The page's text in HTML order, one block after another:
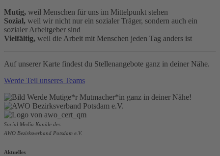
Mutig, weil Menschen für uns im Mittelpunkt stehen
Sozial, weil wir nicht nur ein sozialer Träger, sondern auch ein
sozialer Arbeitgeber sind
Vielfältig, weil die Arbeit mit Menschen jeden Tag anders ist
Auf unserer Karte findest du Stellenangebote ganz in deiner Nähe.
Werde Teil unseres Teams
Social Media Kanäle des
AWO Bezirksverband Potsdam e.V.
Aktuelles